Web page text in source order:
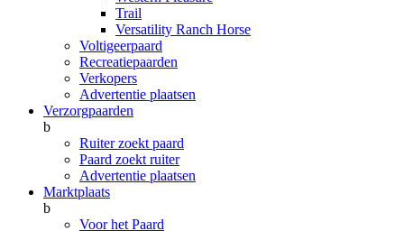
Trail
Versatility Ranch Horse
Voltigeerpaard
Recreatiepaarden
Verkopers
Advertentie plaatsen
Verzorgpaarden
b
Ruiter zoekt paard
Paard zoekt ruiter
Advertentie plaatsen
Marktplaats
b
Voor het Paard